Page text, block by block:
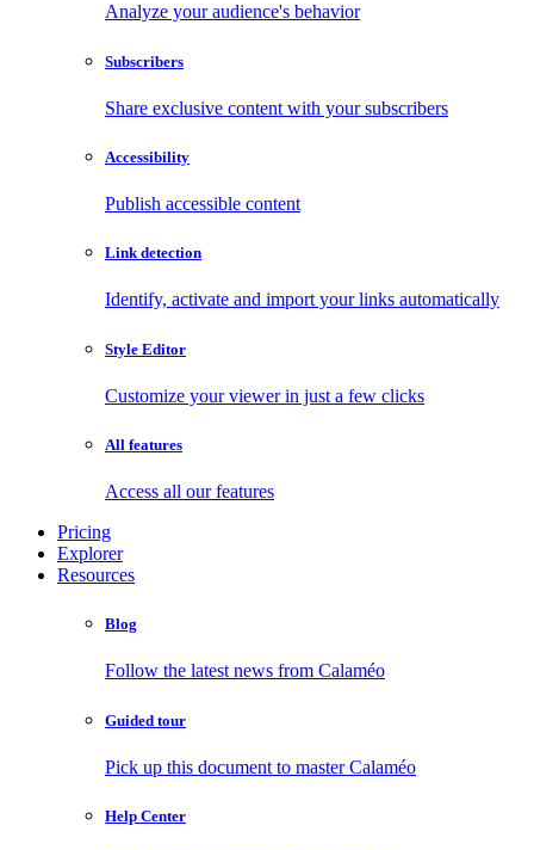
Analyze your audience's behavior
Subscribers
Share exclusive content with your subscribers
Accessibility
Publish accessible content
Link detection
Identify, activate and import your links automatically
Style Editor
Customize your viewer in just a few clicks
All features
Access all our features
Pricing
Explorer
Resources
Blog
Follow the latest news from Calaméo
Guided tour
Pick up this document to master Calaméo
Help Center